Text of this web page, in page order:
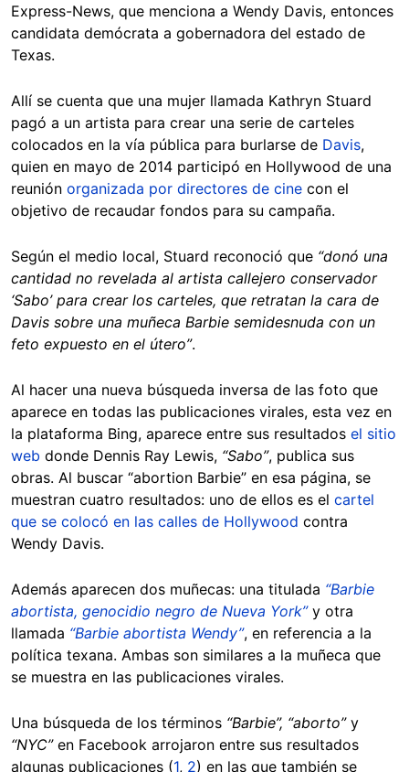
Express-News, que menciona a Wendy Davis, entonces
candidata demócrata a gobernadora del estado de
Texas.
Allí se cuenta que una mujer llamada Kathryn Stuard
pagó a un artista para crear una serie de carteles
colocados en la vía pública para burlarse de Davis,
quien en mayo de 2014 participó en Hollywood de una
reunión organizada por directores de cine con el
objetivo de recaudar fondos para su campaña.
Según el medio local, Stuard reconoció que “donó una
cantidad no revelada al artista callejero conservador
‘Sabo’ para crear los carteles, que retratan la cara de
Davis sobre una muñeca Barbie semidesnuda con un
feto expuesto en el útero”.
Al hacer una nueva búsqueda inversa de las foto que
aparece en todas las publicaciones virales, esta vez en
la plataforma Bing, aparece entre sus resultados el sitio
web donde Dennis Ray Lewis, “Sabo”, publica sus
obras. Al buscar “abortion Barbie” en esa página, se
muestran cuatro resultados: uno de ellos es el cartel
que se colocó en las calles de Hollywood contra
Wendy Davis.
Además aparecen dos muñecas: una titulada “Barbie
abortista, genocidio negro de Nueva York”y otra
llamada “Barbie abortista Wendy”, en referencia a la
política texana. Ambas son similares a la muñeca que
se muestra en las publicaciones virales.
Una búsqueda de los términos “Barbie”, “aborto” y
“NYC”en Facebook arrojaron entre sus resultados
algunas publicaciones (1, 2) en las que también se